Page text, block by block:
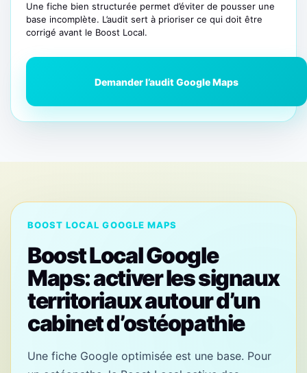
Une fiche bien structurée permet d’éviter de pousser une
base incomplète. L’audit sert à prioriser ce qui doit être
corrigé avant le Boost Local.
Demander l’audit Google Maps
BOOST LOCAL GOOGLE MAPS
Boost Local Google
Maps: activer les signaux
territoriaux autour d’un
cabinet d’ostéopathie
Une fiche Google optimisée est une base. Pour